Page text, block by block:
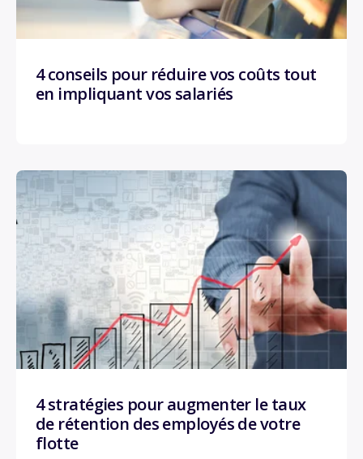
4 conseils pour réduire vos coûts tout
en impliquant vos salariés
4 stratégies pour augmenter le taux
de rétention des employés de votre
flotte